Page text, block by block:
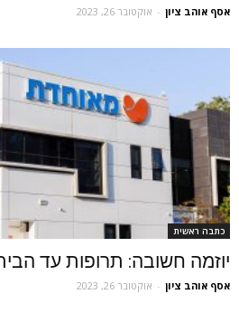
אסף אוהב ציון - אוקטובר 26, 2023
כתבה ראשית
יוזמה חשובה: תרופות עד
אסף אוהב ציון - אוקטובר 26, 2023